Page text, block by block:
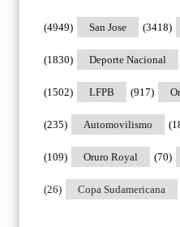
San Jose
(4949) (3418)
Deporte Nacional
(1830)
LFPB
(1502) (917)
Automovilismo
(235)
Oruro Royal
(109) (70)
Copa Sudamericana
(26)